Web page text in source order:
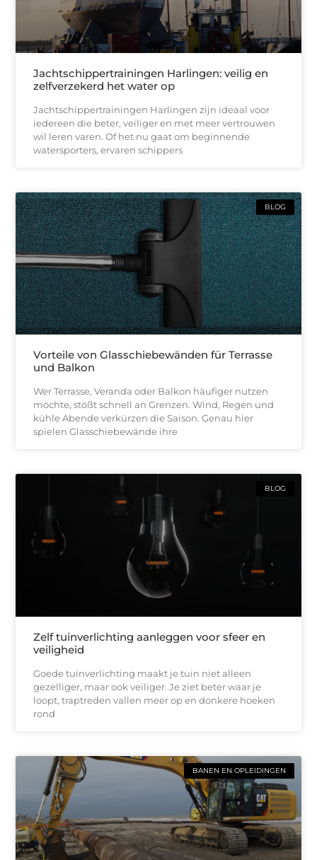
Jachtschippertrainingen Harlingen: veilig en
zelfverzekerd het water op
Jachtschippertrainingen Harlingen zijn ideaal voor
iedereen die beter, veiliger en met meer vertrouwen
wil leren varen. Of het nu gaat om beginnende
watersporters, ervaren schippers
BLOG
Vorteile von Glasschiebewänden für Terrasse
und Balkon
Wer Terrasse, Veranda oder Balkon häufiger nutzen
möchte, stößt schnell an Grenzen. Wind, Regen und
kühle Abende verkürzen die Saison. Genau hier
spielen Glasschiebewände ihre
BLOG
Zelf tuinverlichting aanleggen voor sfeer en
veiligheid
Goede tuinverlichting maakt je tuin niet alleen
gezelliger, maar ook veiliger. Je ziet beter waar je
loopt, traptreden vallen meer op en donkere hoeken
rond
BANEN EN OPLEIDINGEN